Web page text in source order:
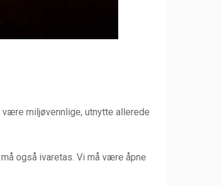
være miljøvennlige, utnytte allerede
også ivaretas. Vi må være åpne